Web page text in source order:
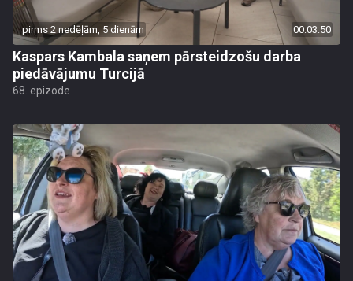
pirms 2 nedēļām, 5 dienām 00:03:50
Kaspars Kambala saņem pārsteidzošu darba
piedāvājumu Turcijā
68. epizode